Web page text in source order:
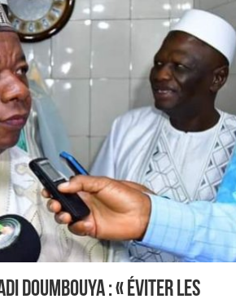
Doumbouya : « éviter les